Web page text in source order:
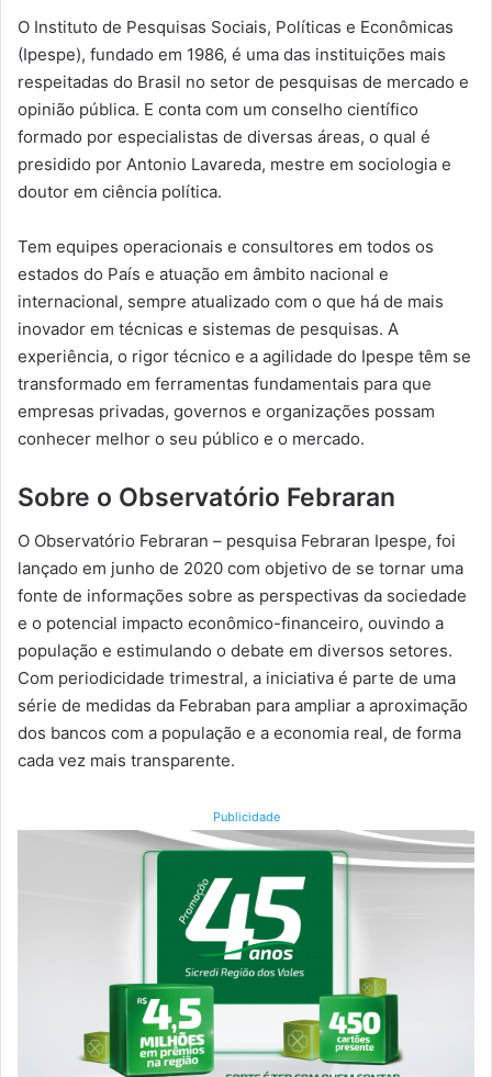
O Instituto de Pesquisas Sociais, Políticas e Econômicas
(Ipespe), fundado em 1986, é uma das instituições mais
respeitadas do Brasil no setor de pesquisas de mercado e
opinião pública. E conta com um conselho científico
formado por especialistas de diversas áreas, o qual é
presidido por Antonio Lavareda, mestre em sociologia e
doutor em ciência política.
Tem equipes operacionais e consultores em todos os
estados do País e atuação em âmbito nacional e
internacional, sempre atualizado com o que há de mais
inovador em técnicas e sistemas de pesquisas. A
experiência, o rigor técnico e a agilidade do Ipespe têm se
transformado em ferramentas fundamentais para que
empresas privadas, governos e organizações possam
conhecer melhor o seu público e o mercado.
Sobre o Observatório Febraran
O Observatório Febraran – pesquisa Febraran Ipespe, foi
lançado em junho de 2020 com objetivo de se tornar uma
fonte de informações sobre as perspectivas da sociedade
e o potencial impacto econômico-financeiro, ouvindo a
população e estimulando o debate em diversos setores.
Com periodicidade trimestral, a iniciativa é parte de uma
série de medidas da Febraban para ampliar a aproximação
dos bancos com a população e a economia real, de forma
cada vez mais transparente.
Publicidade